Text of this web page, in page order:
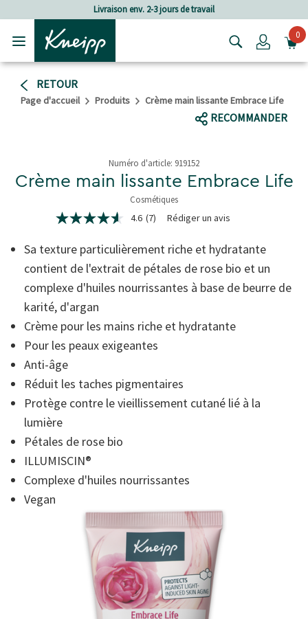
Passer au contenu principal
Passer au contenu du pied de page
Livraison env. 2-3 jours de travail
Login0
RETOUR
Page d'accueil Produits Crème main lissante Embrace Life
RECOMMANDER
Numéro d'article: 919152
Crème main lissante Embrace Life
Cosmétiques
3.6 de 5 étoiles
4.6
sur
5,
valeur
la
note
moyenne.
Read
7
Reviews.
Lien
sur
la
même
page.
4.6 (7) Rédiger un avis
Sa texture particulièrement riche et hydratante
contient de l'extrait de pétales de rose bio et un
complexe d'huiles nourrissantes à base de beurre de
karité, d'argan
Crème pour les mains riche et hydratante
Pour les peaux exigeantes
Anti-âge
Réduit les taches pigmentaires
Protège contre le vieillissement cutané lié à la
lumière
Pétales de rose bio
ILLUMISCIN®
Complexe d'huiles nourrissantes
Vegan